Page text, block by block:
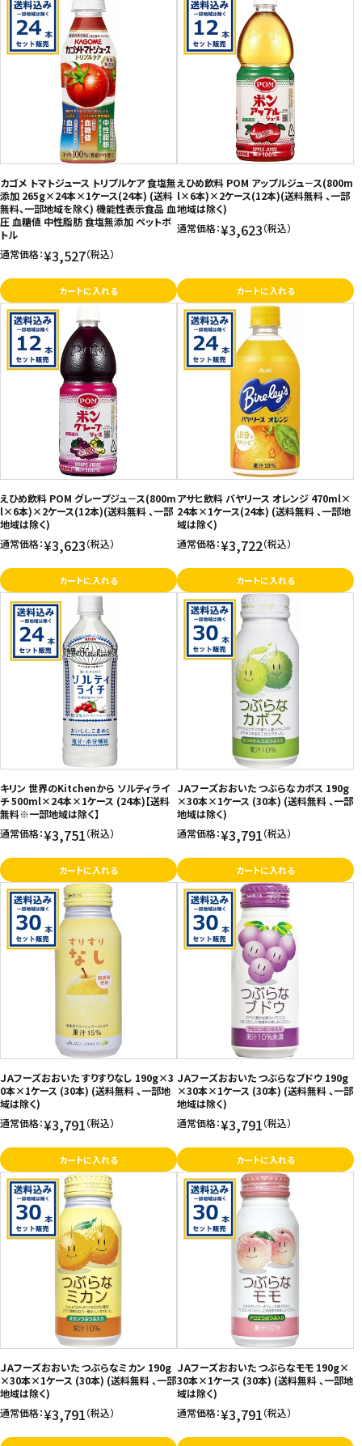
カゴメ トマトジュース トリプルケア 食塩無
添加 265g×24本×1ケース(24本) (送料
無料、一部地域を除く) 機能性表示食品 血
圧 血糖値 中性脂肪 食塩無添加 ペットボ
トル
通常価格：¥3,527（税込）
カートに入れる
えひめ飲料 POM アップルジュ－ス(800m
l×6本)×2ケース(12本)(送料無料 、一部
地域は除く)
通常価格：¥3,623（税込）
カートに入れる
えひめ飲料 POM グレープジュ－ス(800m
l×6本)×2ケース(12本)(送料無料 、一部
地域は除く)
通常価格：¥3,623（税込）
カートに入れる
アサヒ飲料 バヤリース オレンジ 470ml×
24本×1ケース(24本) (送料無料 、一部地
域は除く)
通常価格：¥3,722（税込）
カートに入れる
キリン 世界のKitchenから ソルティライ
チ 500ml×24本×1ケース (24本)【送料
無料※一部地域は除く】
通常価格：¥3,751（税込）
カートに入れる
ＪＡフーズおおいた つぶらなカボス 190g
×30本×1ケース (30本) (送料無料 、一部
地域は除く)
通常価格：¥3,791（税込）
カートに入れる
ＪＡフーズおおいた すりすりなし 190g×3
0本×1ケース (30本) (送料無料 、一部地
域は除く)
通常価格：¥3,791（税込）
カートに入れる
ＪＡフーズおおいた つぶらなブドウ 190g
×30本×1ケース (30本) (送料無料 、一部
地域は除く)
通常価格：¥3,791（税込）
カートに入れる
ＪＡフーズおおいた つぶらなミカン 190g
×30本×1ケース (30本) (送料無料 、一部
地域は除く)
通常価格：¥3,791（税込）
ＪＡフーズおおいた つぶらなモモ 190g×
30本×1ケース (30本) (送料無料 、一部地
域は除く)
通常価格：¥3,791（税込）